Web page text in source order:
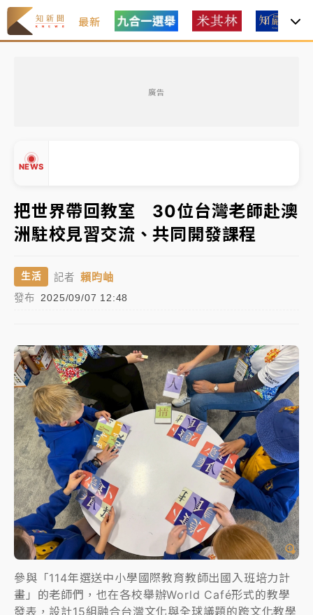
最新
廣告
NEWS
中信慈善基金會想增加董事人數！辜仲諒向法院聲請遭
駁 理由曝光
故宮《龍藏經》特展第2檔！今線上預約開賣一度塞車
周六起展出延長至晚上7時
台東農業處長涉圖利渡假村！東檢抗告成功 今重開羈
父親節泡湯了！中颱白海豚雨彈轟3天 「紅到發紫」降
雨熱區曝
女律師陳昱瑄詐慈濟10億！黃金158kg遭查扣畫面曝光
暑假過三周才推「E宿新北打卡趣」！抽獎程序複雜 觀
旅局回應了
中信慈善基金會想增加董事人數！辜仲諒向法院聲請遭
駁 理由曝光
故宮《龍藏經》特展第2檔！今線上預約開賣一度塞車
周六起展出延長至晚上7時
台東農業處長涉圖利渡假村！東檢抗告成功 今重開羈
押庭
父親節泡湯了！中颱白海豚雨彈轟3天 「紅到發紫」降
雨熱區曝
把世界帶回教室 30位台灣老師赴澳
洲駐校見習交流、共同開發課程
生活 記者 賴昀岫
發布 2025/09/07 12:48
參與「114年選送中小學國際教育教師出國入班培力計
畫」的老師們，也在各校舉辦World Café形式的教學
發表，設計15組融合台灣文化與全球議題的跨文化教學